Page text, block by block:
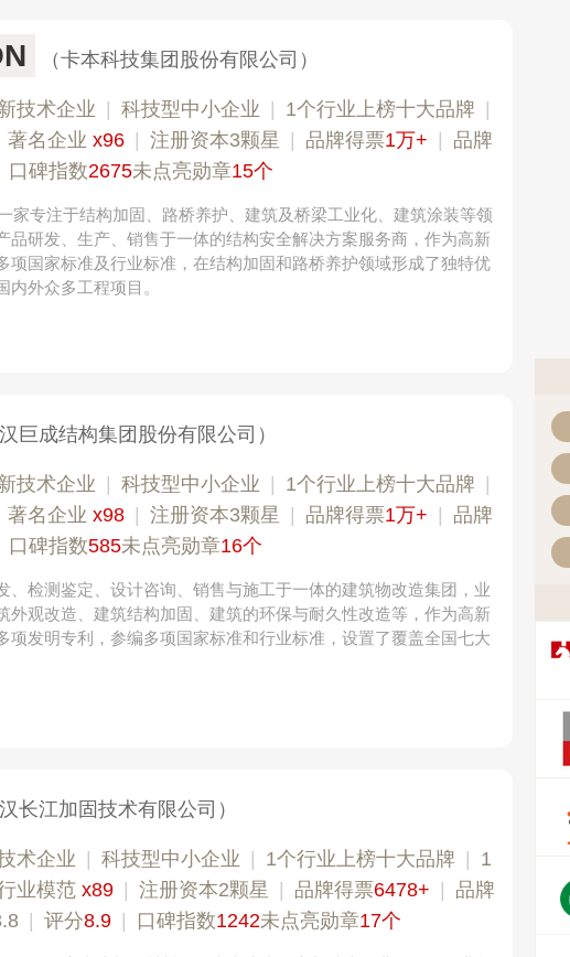
（卡本科技集团股份有限公司）
技术企业 科技型中小企业 1个行业上榜十大品牌
著名企业 x96 注册资本3颗星 品牌得票1万+
品牌
口碑指数2675未点亮勋章15个
家专注于结构加固、路桥养护、建筑及桥梁工业化、建筑涂装等领
品研发、生产、销售于一体的结构安全解决方案服务商，作为高新
项国家标准及行业标准，在结构加固和路桥养护领域形成了独特优
外众多工程项目。
汉巨成结构集团股份有限公司）
技术企业 科技型中小企业 1个行业上榜十大品牌
著名企业 x98 注册资本3颗星 品牌得票1万+
品牌
口碑指数585未点亮勋章16个
、检测鉴定、设计咨询、销售与施工于一体的建筑物改造集团，业
外观改造、建筑结构加固、建筑的环保与耐久性改造等，作为高新
项发明专利，参编多项国家标准和行业标准，设置了覆盖全国七大
汉长江加固技术有限公司）
术企业 科技型中小企业 1个行业上榜十大品牌
1
业模范 x89 注册资本2颗星 品牌得票6478+
品牌
评分8.9 口碑指数1242未点亮勋章17个